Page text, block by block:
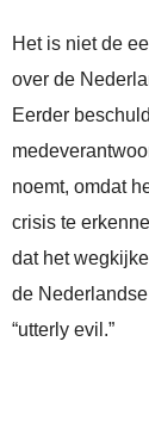
Het is niet de
over de
Eerder
noemt, omdat
crisis te
dat het
de
“utterly evil.”